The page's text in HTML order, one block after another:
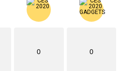
0 0